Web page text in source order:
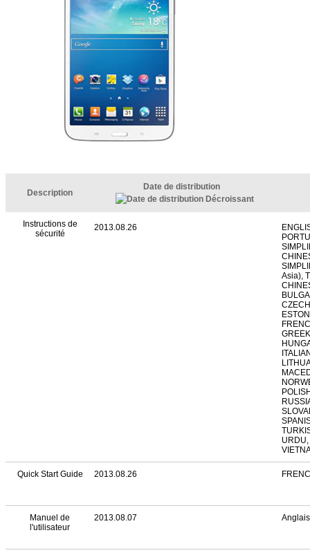
Description
Date de distribution
Instructions de
sécurité
2013.08.26
Asia),
Quick Start Guide 2013.08.26
Manuel de
l'utilisateur
2013.08.07 Anglais